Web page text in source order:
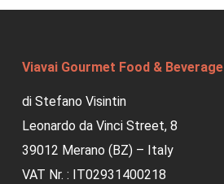
Viavai Gourmet Food & Beverage
di Stefano Visintin
Leonardo da Vinci Street, 8
39012 Merano (BZ) – Italy
VAT Nr. : IT02931400218